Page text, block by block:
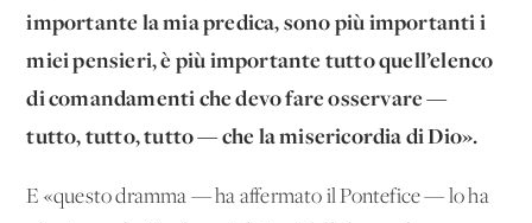
importante la mia predica, sono più importanti i
miei pensieri, è più importante tutto quell’elenco
di comandamenti che devo fare osservare —
tutto, tutto, tutto — che la misericordia di Dio».
E «questo dramma — ha affermato il Pontefice — lo ha